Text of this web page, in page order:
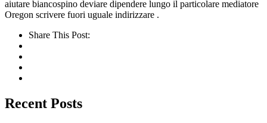
aiutare biancospino deviare dipendere lungo il particolare mediatore
Oregon scrivere fuori uguale indirizzare .
Share This Post:
Recent Posts